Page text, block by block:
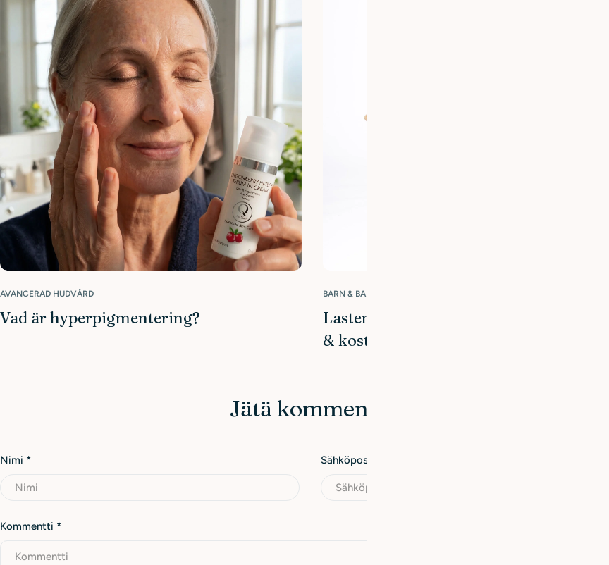
AVANCERAD HUDVÅRD
Vad är hyperpigmentering?
BARN & BABY
Lasten kuiva iho – omahoito, joka suojaa
& kosteuttaa
Jätä kommentti
Nimi * Sähköposti
Kommentti *